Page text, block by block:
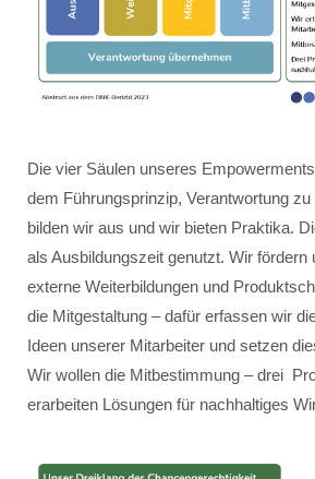
Die vier Säulen unseres
dem Führungsprinzip, Verantwortung
bilden wir aus und wir bieten Praktika.
als Ausbildungszeit genutzt. Wir fördern
externe Weiterbildungen und
die Mitgestaltung – dafür erfassen wir
Ideen unserer Mitarbeiter und setzen
Wir wollen die Mitbestimmung – drei
erarbeiten Lösungen für nachhaltiges